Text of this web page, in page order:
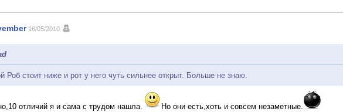
16/05/2010
Роб стоит ниже и рот у него чуть сильнее открыт. Больше не знаю.
отличий я и сама с трудом нашла. Но они есть,хоть и совсем незаметные.